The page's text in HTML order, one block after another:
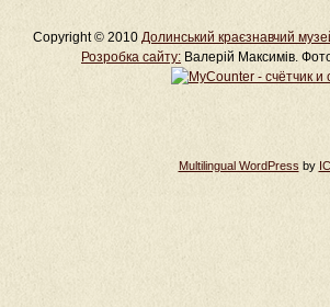
Copyright © 2010 Долинський краєзнавчий
Розробка cайту: Валерій Максимів.
Multilingual WordPress by